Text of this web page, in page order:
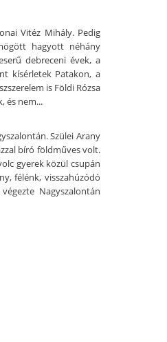
Vitéz Mihály. Pedig
hagyott néhány
debreceni évek, a
kísérletek Patakon, a
is Földi Rózsa
és nem...
Szülei Arany
bíró földműves volt.
gyerek közül csupán
félénk, visszahúzódó
Nagyszalontán